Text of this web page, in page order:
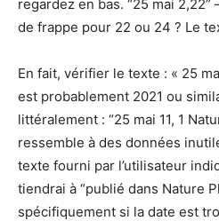
regardez en bas. “25 mai
de frappe pour 22 ou 24 ? Le
En fait, vérifier le texte : « 25
est probablement 2021 ou
littéralement : “25 mai 11, 1
ressemble à des données
texte fourni par l’utilisateur
tiendrai à “publié dans Nature
spécifiquement si la date est